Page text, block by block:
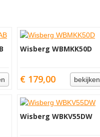
Wisberg WBMKK50D
€ 179,00 bekijken
Wisberg WBKV55DW